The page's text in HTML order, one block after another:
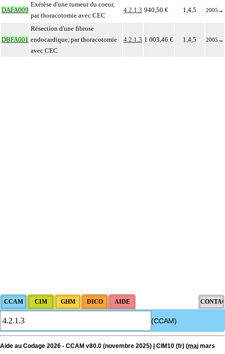
DAFA009
Exérèse d'une tumeur du coeur,
par thoracotomie avec CEC
4.2.1.3 940,50 € 1,4,5 2005 →
DBFA001
Résection d'une fibrose
endocardique, par thoracotomie
avec CEC
4.2.1.3 1 003,46 € 1,4,5 2005 →
(CCAM)
Aide au Codage 2026 - CCAM v80.0 (novembre 2025) | CIM10 (fr) (maj mars